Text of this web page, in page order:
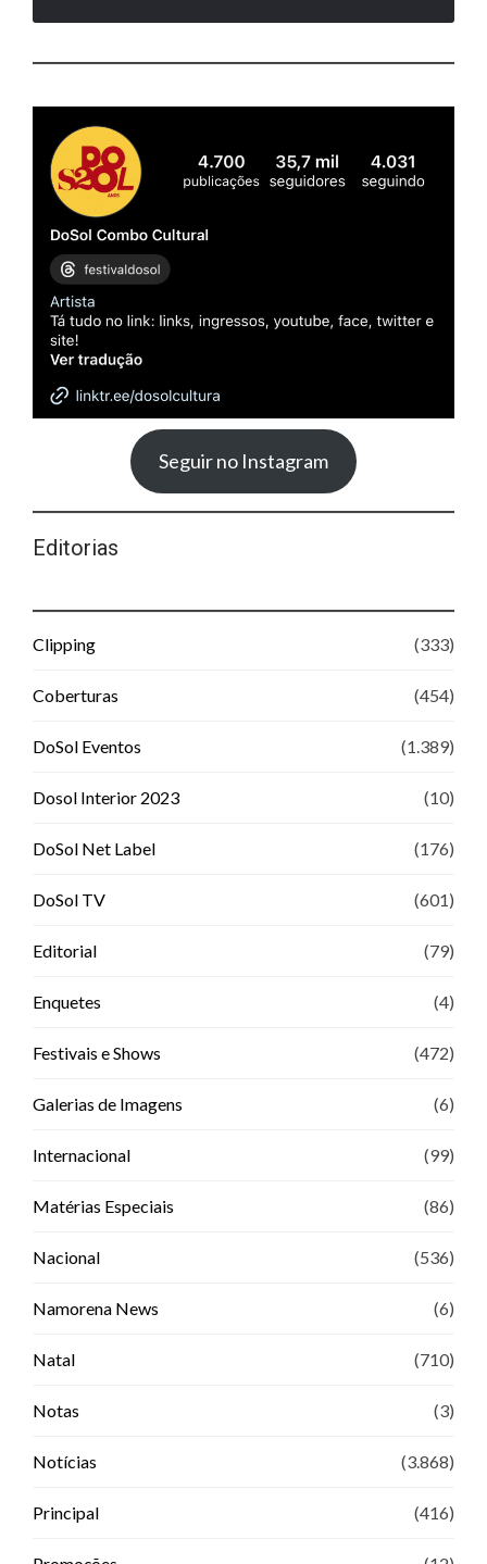
Seguir no Instagram
Editorias
Clipping (333)
Coberturas (454)
DoSol Eventos (1.389)
Dosol Interior 2023 (10)
DoSol Net Label (176)
DoSol TV (601)
Editorial (79)
Enquetes (4)
Festivais e Shows (472)
Galerias de Imagens (6)
Internacional (99)
Matérias Especiais (86)
Nacional (536)
Namorena News (6)
Natal (710)
Notas (3)
Notícias (3.868)
Principal (416)